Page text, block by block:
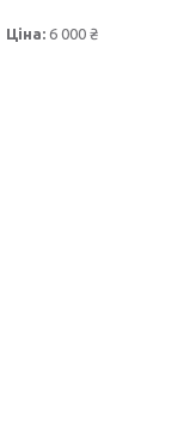
Ціна: 6 000 ₴